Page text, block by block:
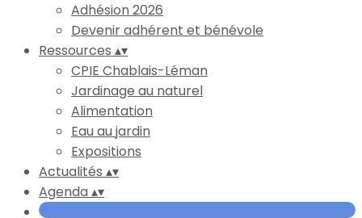
Adhésion 2026
Devenir adhérent et bénévole
Ressources ▴▾
CPIE Chablais-Léman
Jardinage au naturel
Alimentation
Eau au jardin
Expositions
Actualités ▴▾
Agenda▴▾